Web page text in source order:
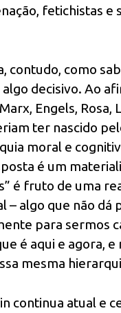
fetichistas
contudo, como
decisivo. Ao
Engels, Rosa,
ter nascido
moral e
é um
é fruto de uma
– algo que não dá
para sermos
é aqui e agora,
mesma
continua atual e